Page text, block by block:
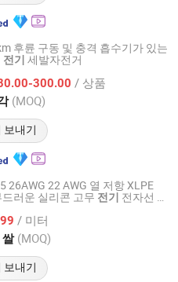
후륜 구동 및 충격 흡수기가 있는
전기 세발자전거
300.00 / 상품
(MOQ)
보내기
Technology Co., Ltd.
이후 2025
26AWG 22 AWG 열 저항 XLPE
드러운 실리콘 고무 전기
전자선 케
/ 미터
쌀 (MOQ)
보내기
Co., Ltd.
2026